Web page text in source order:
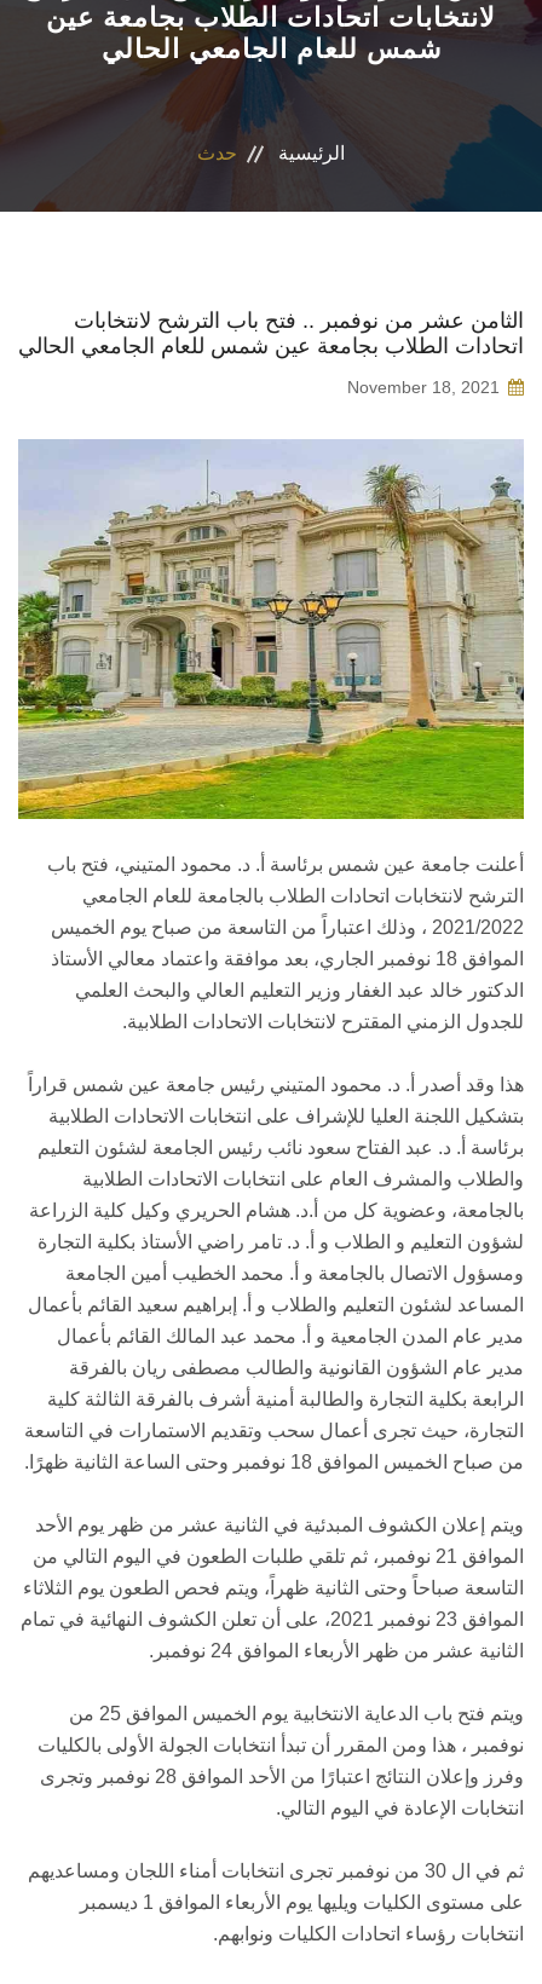
تواصل معنا
لانتخابات اتحادات الطلاب بجامعة عين
شمس للعام الجامعي الحالي
الرئيسية حدث
الثامن عشر من نوفمبر .. فتح باب الترشح لانتخابات
اتحادات الطلاب بجامعة عين شمس للعام الجامعي الحالي
November 18, 2021
أعلنت جامعة عين شمس برئاسة أ. د. محمود المتيني، فتح باب
الترشح لانتخابات اتحادات الطلاب بالجامعة للعام الجامعي
2021/2022 ، وذلك اعتباراً من التاسعة من صباح يوم الخميس
الموافق 18 نوفمبر الجاري، بعد موافقة واعتماد معالي الأستاذ
الدكتور خالد عبد الغفار وزير التعليم العالي والبحث العلمي
للجدول الزمني المقترح لانتخابات الاتحادات الطلابية.
هذا وقد أصدر أ. د. محمود المتيني رئيس جامعة عين شمس قراراً
بتشكيل اللجنة العليا للإشراف على انتخابات الاتحادات الطلابية
برئاسة أ. د. عبد الفتاح سعود نائب رئيس الجامعة لشئون التعليم
والطلاب والمشرف العام على انتخابات الاتحادات الطلابية
بالجامعة، وعضوية كل من أ.د. هشام الحريري وكيل كلية الزراعة
لشؤون التعليم و الطلاب و أ. د. تامر راضي الأستاذ بكلية التجارة
ومسؤول الاتصال بالجامعة و أ. محمد الخطيب أمين الجامعة
المساعد لشئون التعليم والطلاب و أ. إبراهيم سعيد القائم بأعمال
مدير عام المدن الجامعية و أ. محمد عبد المالك القائم بأعمال
مدير عام الشؤون القانونية والطالب مصطفى ريان بالفرقة
الرابعة بكلية التجارة والطالبة أمنية أشرف بالفرقة الثالثة كلية
التجارة، حيث تجرى أعمال سحب وتقديم الاستمارات في التاسعة
من صباح الخميس الموافق 18 نوفمبر وحتى الساعة الثانية ظهرًا.
ويتم إعلان الكشوف المبدئية في الثانية عشر من ظهر يوم الأحد
الموافق 21 نوفمبر، ثم تلقي طلبات الطعون في اليوم التالي من
التاسعة صباحاً وحتى الثانية ظهراً، ويتم فحص الطعون يوم الثلاثاء
الموافق 23 نوفمبر 2021، على أن تعلن الكشوف النهائية في تمام
الثانية عشر من ظهر الأربعاء الموافق 24 نوفمبر.
ويتم فتح باب الدعاية الانتخابية يوم الخميس الموافق 25 من
نوفمبر ، هذا ومن المقرر أن تبدأ انتخابات الجولة الأولى بالكليات
وفرز وإعلان النتائج اعتبارًا من الأحد الموافق 28 نوفمبر وتجرى
انتخابات الإعادة في اليوم التالي.
ثم في ال 30 من نوفمبر تجرى انتخابات أمناء اللجان ومساعديهم
على مستوى الكليات ويليها يوم الأربعاء الموافق 1 ديسمبر
انتخابات رؤساء اتحادات الكليات ونوابهم.